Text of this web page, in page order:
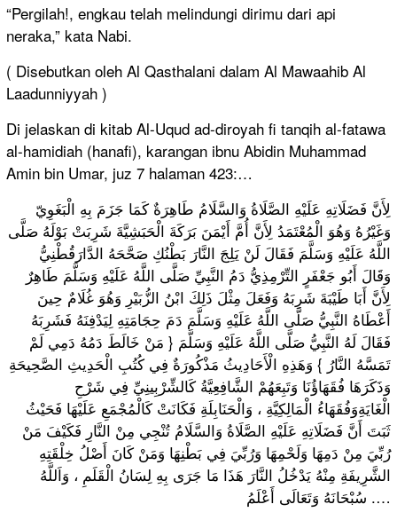
“Pergilah!, engkau telah melindungi dirimu dari api
neraka,” kata Nabi.
( Disebutkan oleh Al Qasthalani dalam Al Mawaahib Al
Laadunniyyah )
Di jelaskan di kitab Al-Uqud ad-diroyah fi tanqih al-fatawa
al-hamidiah (hanafi), karangan ibnu Abidin Muhammad
Amin bin Umar, juz 7 halaman 423:…
لِأَنَّ فَضَلَاتِهِ عَلَيْهِ الصَّلَاةُ وَالسَّلَامُ طَاهِرَةٌ كَمَا جَزَمَ بِهِ الْبَغَوِيّ
وَغَيْرُهُ وَهُوَ الْمُعْتَمَدُ لِأَنَّ أُمَّ أَيْمَنَ بَرَكَةَ الْحَبَشِيَّةَ شَرِبَتْ بَوْلَهُ صَلَّى
اللَّهُ عَلَيْهِ وَسَلَّمَ فَقَالَ لَنْ يَلِجَ النَّارَ بَطْنُكِ صَحَّحَهُ الدَّارَقُطْنِيُّ
وَقَالَ أَبُو جَعْفَرٍ التِّرْمِذِيُّ دَمُ النَّبِيِّ صَلَّى اللَّهُ عَلَيْهِ وَسَلَّمَ طَاهِرٌ
لِأَنَّ أَبَا طَيْبَةَ شَرِبَهُ وَفَعَلَ مِثْلَ ذَلِكَ ابْنُ الزُّبَيْرِ وَهُوَ غُلَامٌ حِينَ
أَعْطَاهُ النَّبِيُّ صَلَّى اللَّهُ عَلَيْهِ وَسَلَّمَ دَمَ حِجَامَتِهِ لِيَدْفِنَهُ فَشَرِبَهُ
فَقَالَ لَهُ النَّبِيُّ صَلَّى اللَّهُ عَلَيْهِ وَسَلَّمَ { مَنْ خَالَطَ دَمُهُ دَمِي لَمْ
تَمَسَّهُ النَّارُ } وَهَذِهِ الْأَحَادِيثُ مَذْكُورَةٌ فِي كُتُبِ الْحَدِيثِ الصَّحِيحَةِ
وَذَكَرَهَا فُقَهَاؤُنَا وَتَبِعَهُمْ الشَّافِعِيَّةُ كَالشِّرْبِينِيِّ فِي شَرْحِ
الْغَايَةِوَفُقَهَاءُ الْمَالِكِيَّةِ ، وَالْحَنَابِلَةِ فَكَانَتْ كَالْمُجْمَعِ عَلَيْهَا فَحَيْثُ
ثَبَتَ أَنَّ فَضَلَاتِهِ عَلَيْهِ الصَّلَاةُ وَالسَّلَامُ تُنْجِي مِنْ النَّارِ فَكَيْفَ مَنْ
رُبِّيَ مِنْ دَمِهَا وَلَحْمِهَا وَرُبِّيَ فِي بَطْنِهَا وَمَنْ كَانَ أَصْلُ خِلْقَتِهِ
الشَّرِيفَةِ مِنْهُ يَدْخُلُ النَّارَ هَذَا مَا جَرَى بِهِ لِسَانُ الْقَلَمِ ، وَاَللَّهُ
سُبْحَانَهُ وَتَعَالَى أَعْلَمُ .…